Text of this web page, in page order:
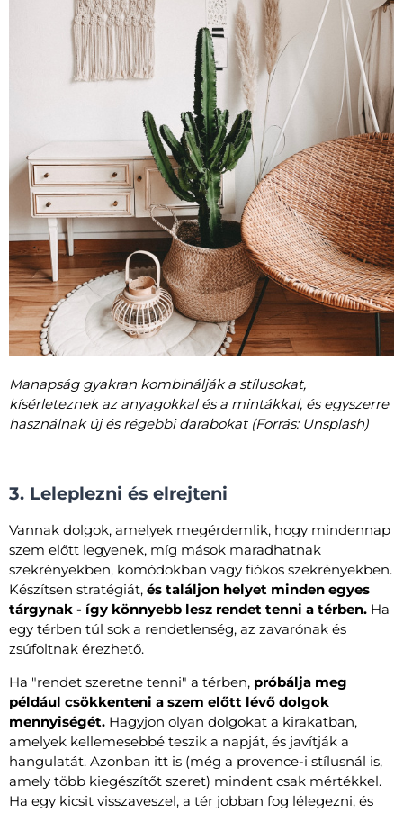
Manapság gyakran kombinálják a stílusokat,
kísérleteznek az anyagokkal és a mintákkal, és egyszerre
használnak új és régebbi darabokat (Forrás: Unsplash)
3. Leleplezni és elrejteni
Vannak dolgok, amelyek megérdemlik, hogy mindennap
szem előtt legyenek, míg mások maradhatnak
szekrényekben, komódokban vagy fiókos szekrényekben.
Készítsen stratégiát, és találjon helyet minden egyes
tárgynak - így könnyebb lesz rendet tenni a térben. Ha
egy térben túl sok a rendetlenség, az zavarónak és
zsúfoltnak érezhető.
Ha "rendet szeretne tenni" a térben, próbálja meg
például csökkenteni a szem előtt lévő dolgok
mennyiségét. Hagyjon olyan dolgokat a kirakatban,
amelyek kellemesebbé teszik a napját, és javítják a
hangulatát. Azonban itt is (még a provence-i stílusnál is,
amely több kiegészítőt szeret) mindent csak mértékkel.
Ha egy kicsit visszaveszel, a tér jobban fog lélegezni, és